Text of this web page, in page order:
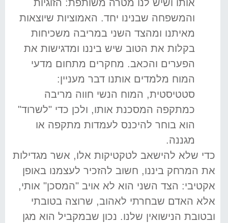
אותו ושיש לנו מטרה משותפת: הזוגיות
והמשפחה שבנינו יחד. האמוציות שיוצאות
מאיתנו ומהצד השני במריבה משכיחות
בקלות את הטוב שיש ביננו ומדגישות את
הפערים והכאב. מחקרים מתחום מדעי
המוח מלמדים אותנו דבר מעניין:
סטטיסטית, המוח הנשי חווה מריבה
כמתקפה המסכנת אותו, ולכן כדי "לשרוד"
הוא בוחר להיכנס לעמדות מתקפה או
מגננה.
כדי שלא להישאב לטקטיקות אלו, אשר מגדילות
את המרחק ביננו, חשוב להזכיר לעצמנו באופן
אקטיבי: הצד השני הוא לא אויב "המסכן" אותי,
אלא האדם שבחרתי לאהוב, שרוצה בטובתי
ובטובת הנישואין שלנו. נכון שבמקביל הוא מגן